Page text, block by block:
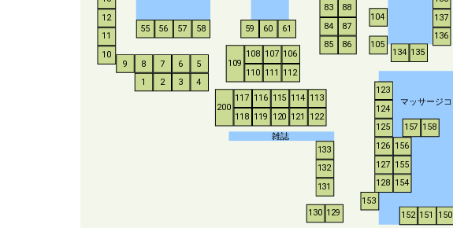
マッサージ
雑誌
1 2 3 4
5
6
7
8
9
10
11
12
55 56 57 58 59 60 61
83
84
85
86
87
88
104
105
106
107
108
109
110 111 112
113
114
115
116
117
118 119 120 121 122
123
124
125
126
127
128
129
130
131
132
133
134 135
136
137
150
151
152
153
154
155
156
157 158
200